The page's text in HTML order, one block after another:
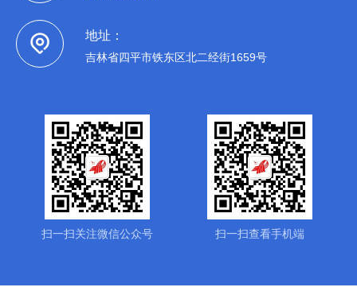
地址：
吉林省四平市铁东区北二经街1659号
扫一扫关注微信公众号 扫一扫查看手机端